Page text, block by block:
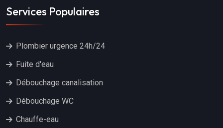
Services Populaires
Plombier urgence 24h/24
Fuite d'eau
Débouchage canalisation
Débouchage WC
Chauffe-eau